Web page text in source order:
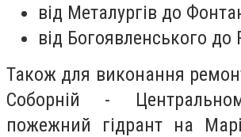
від Металургів до
від Богоявленського до
Також для виконання
Соборній -
пожежний гідрант на